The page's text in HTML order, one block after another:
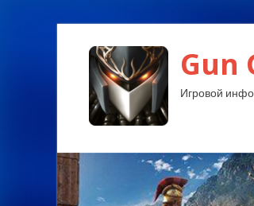
Gun
Игровой